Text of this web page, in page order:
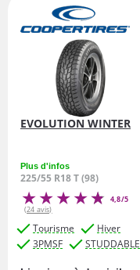
EVOLUTION WINTER
Plus d'infos
225/55 R18 T (98)
4,8/5
(24 avis)
Tourisme
Hiver
3PMSF
STUDDABLE